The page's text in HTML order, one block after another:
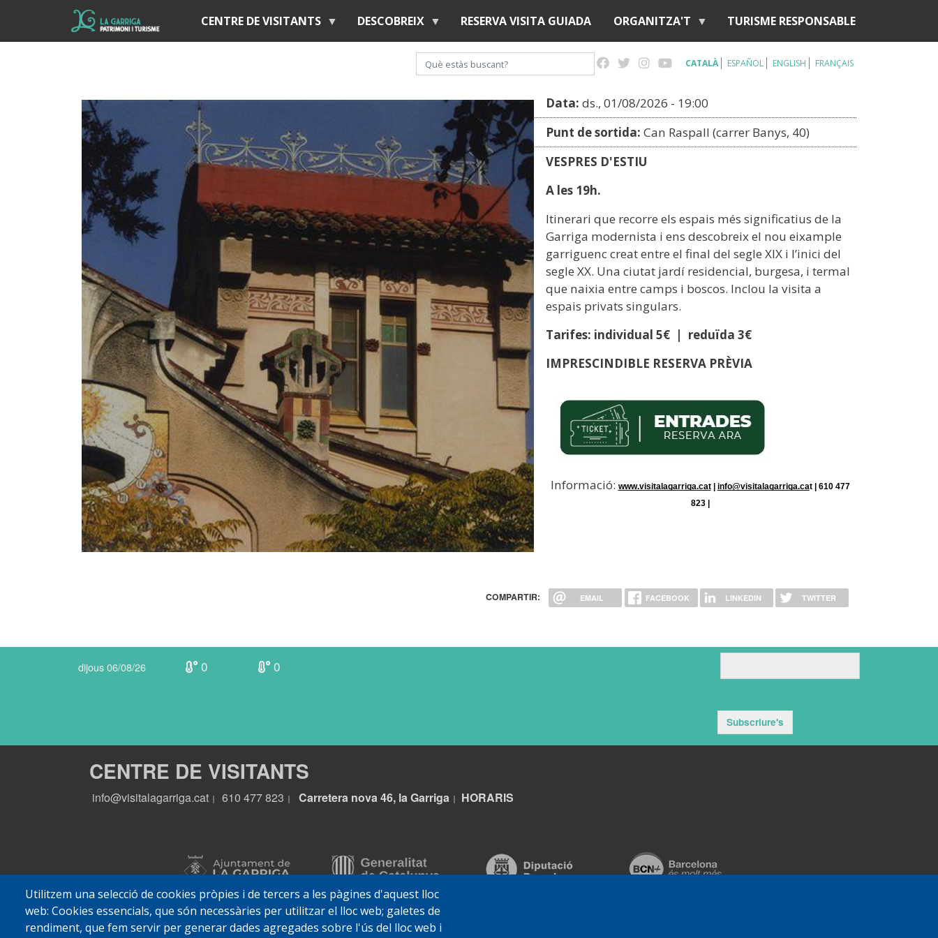
al
contingut
CENTRE DE VISITANTS DESCOBREIX RESERVA VISITA GUIADA ORGANITZA'T TURISME RESPONSABLE
CATALÀ ESPAÑOL ENGLISH FRANÇAIS
Cerca
Data: ds., 01/08/2026 - 19:00
Punt de sortida: Can Raspall (carrer Banys, 40)
VESPRES D'ESTIU
A les 19h.
Itinerari que recorre els espais més significatius de la
Garriga modernista i ens descobreix el nou eixample
garriguenc creat entre el final del segle XIX i l’inici del
segle XX. Una ciutat jardí residencial, burgesa, i termal
que naixia entre camps i boscos. Inclou la visita a
espais privats singulars.
Tarifes: individual 5€ | reduïda 3€
IMPRESCINDIBLE RESERVA PRÈVIA
Informació: www.visitalagarriga.cat | info@visitalagarriga.cat | 610 477
823 |
COMPARTIR: EMAIL FACEBOOK LINKEDIN TWITTER
Utilitzem una selecció de cookies pròpies i de tercers a les pàgines d'aquest lloc
web: Cookies essencials, que són necessàries per utilitzar el lloc web; galetes de
rendiment, que fem servir per generar dades agregades sobre l'ús del lloc web i
dijous 06/08/26 0 0
Subscriure's
CENTRE DE VISITANTS
info@visitalagarriga.cat 610 477 823 Carretera nova 46, la Garriga HORARIS